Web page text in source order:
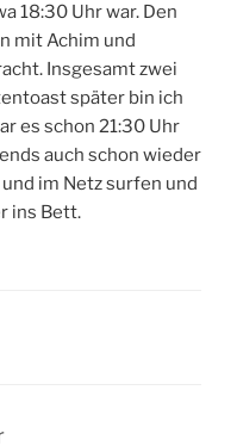
18:30 Uhr war. Den
mit Achim und
Insgesamt zwei
später bin ich
es schon 21:30 Uhr
auch schon wieder
im Netz surfen und
ins Bett.